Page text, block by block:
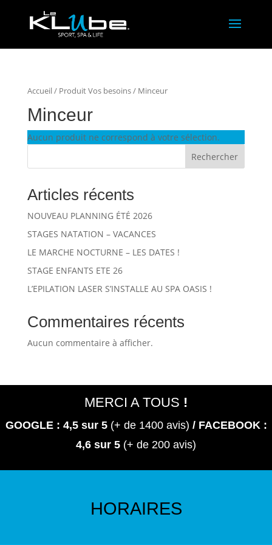
Accueil/ Produit Vos besoins / Minceur
Minceur
Aucun produit ne correspond à votre sélection.
Rechercher
Articles récents
NOUVEAU PLANNING ÉTÉ 2026
STAGES NATATION – VACANCES
LE MARCHE NOCTURNE – LES DATES !
STAGE ENFANTS ETE 26
L’EPILATION LASER S’INSTALLE AU SPA OASIS !
Commentaires récents
Aucun commentaire à afficher.
MERCI A TOUS !
GOOGLE : 4,5 sur 5(+ de 1400 avis) / FACEBOOK :
4,6 sur 5 (+ de 200 avis)
HORAIRES